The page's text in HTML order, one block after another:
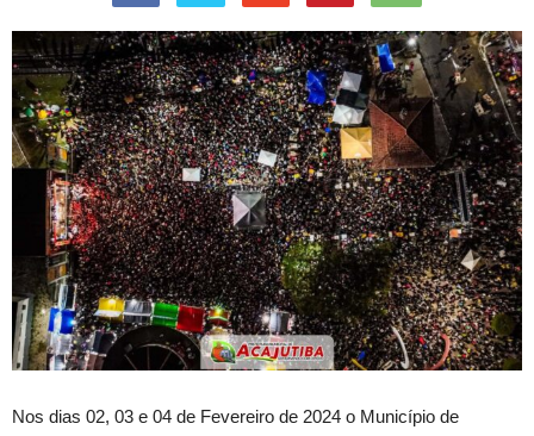
Nos dias 02, 03 e 04 de Fevereiro de 2024 o Município de